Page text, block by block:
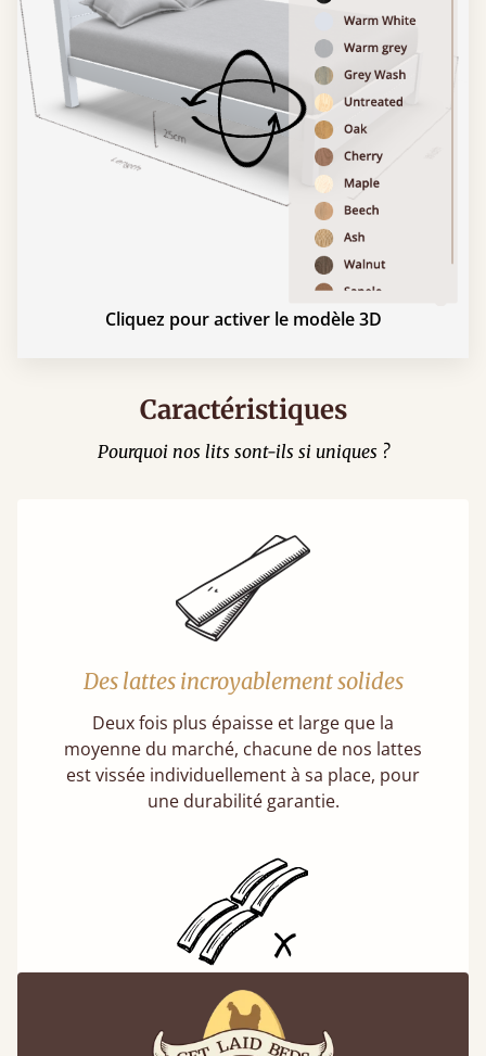
Cliquez pour activer le modèle 3D
Caractéristiques
Pourquoi nos lits sont-ils si uniques ?
Des lattes incroyablement solides
Deux fois plus épaisse et large que la
moyenne du marché, chacune de nos lattes
est vissée individuellement à sa place, pour
une durabilité garantie.
Des lattes fixes, et non souples
Qui vous a fait croire que les lattes souples